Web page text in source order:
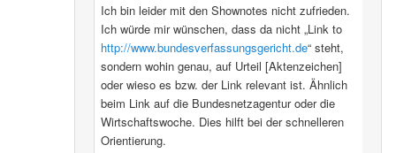
Ich bin leider mit den Shownotes nicht zufrieden.
Ich würde mir wünschen, dass da nicht „Link to
http://www.bundesverfassungsgericht.de“ steht,
sondern wohin genau, auf Urteil [Aktenzeichen]
oder wieso es bzw. der Link relevant ist. Ähnlich
beim Link auf die Bundesnetzagentur oder die
Wirtschaftswoche. Dies hilft bei der schnelleren
Orientierung.